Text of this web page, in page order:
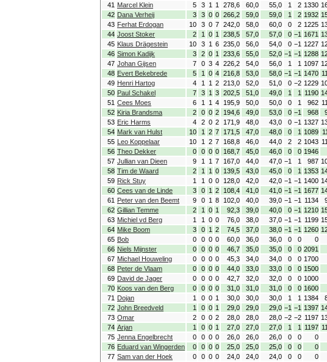
41 Marcel Klein 5 3 1 1 278,6 60,0 55,0 1 2 1330
42 Dana Verheij 3 3 0 0 266,2 59,0 59,0 1 2 1932
43 Ferhat Erdogan 10 3 0 7 242,0 58,0 60,0 0 2 1225
44 Joost Stoker 2 1 0 1 238,5 57,0 57,0 0 −1 1671
45 Klaus Drägestein 10 3 1 6 235,0 56,0 54,0 0 −1 1227
46 Simon Kadijk 3 2 0 1 233,6 55,0 52,0 −1 −1 1288
47 Johan Gijsen 7 0 3 4 226,2 54,0 56,0 1 1 1097
48 Evert Bekebrede 5 1 0 4 216,8 53,0 58,0 −1 −1 1470
49 Henri Hartog 4 1 1 2 213,0 52,0 51,0 0 −2 1229
50 Paul Schakel 7 3 1 3 202,5 51,0 49,0 1 1 1190
51 Cees Moes 6 1 1 4 195,9 50,0 50,0 0 1 962
52 Kiria Brandsma 2 0 0 2 194,6 49,0 53,0 0 −1 968
53 Eric Harms 4 2 0 2 171,9 48,0 43,0 0 −1 1327
54 Mark van Hulst 10 1 2 7 171,5 47,0 48,0 0 1 1089
55 Leo Koppelaar 10 1 2 7 168,8 46,0 44,0 2 2 1043
56 Theo Dekker 0 0 0 0 168,7 45,0 46,0 0 0 1946
57 Jullian van Dieen 9 1 1 7 167,0 44,0 47,0 −1 1 987
58 Tim de Waard 2 1 1 0 139,5 43,0 45,0 0 1 1353
59 Rick Stuy 1 1 0 0 128,0 42,0 42,0 −1 −1 1400
60 Cees van de Linde 3 0 1 2 108,4 41,0 41,0 −1 −1 1677
61 Peter van den Beemt 9 0 1 8 102,0 40,0 39,0 −1 −1 1134
62 Gillian Temme 2 1 0 1 92,3 39,0 40,0 0 −1 1210
63 Michiel vd Berg 1 1 0 0 76,0 38,0 37,0 −1 −1 1199
64 Mike Boom 3 0 1 2 74,5 37,0 38,0 −1 −1 1260
65 Bob 0 0 0 0 60,0 36,0 36,0 0 0 0
66 Niels Mijnster 0 0 0 0 46,7 35,0 35,0 0 0 2091
67 Michael Houweling 0 0 0 0 45,3 34,0 34,0 0 0 1700
68 Peter de Vlaam 0 0 0 0 44,0 33,0 33,0 0 0 1500
69 David de Jager 0 0 0 0 42,7 32,0 32,0 0 0 1000
70 Koos van den Berg 0 0 0 0 31,0 31,0 31,0 0 0 1600
71 Dojan 1 0 0 1 30,0 30,0 30,0 1 1 1384
72 John Breedveld 1 0 0 1 29,0 29,0 29,0 −1 −1 1397
73 Omar 2 0 0 2 28,0 28,0 28,0 −2 −2 1197
74 Arjan 1 0 0 1 27,0 27,0 27,0 1 1 1197
75 Jenna Engelbrecht 0 0 0 0 26,0 26,0 26,0 0 0 0
76 Eduard van Wingerden 0 0 0 0 25,0 25,0 25,0 0 0 0
77 Sam van der Hoek 0 0 0 0 24,0 24,0 24,0 0 0 0